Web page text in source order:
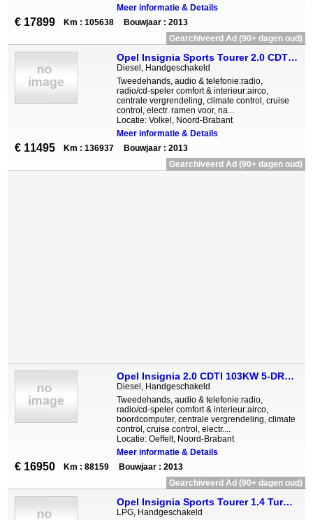
Meer informatie & Details
€ 17899 Km : 105638
Bouwjaar : 2013
Gearchiveerd Ad (90+ dagen oud)
Opel Insignia Sports Tourer 2.0 CDTI EcoFLEX Business Navi Lede
Diesel, Handgeschakeld
Tweedehands, audio & telefonie:radio,
radio/cd-speler comfort & interieur:airco,
centrale vergrendeling, climate control, cruise
control, electr. ramen voor, na...
Locatie: Volkel, Noord-Brabant
Meer informatie & Details
€ 11495 Km : 136937
Bouwjaar : 2013
Gearchiveerd Ad (90+ dagen oud)
Opel Insignia 2.0 CDTI 103KW 5-DRS COSMO
Diesel, Handgeschakeld
Tweedehands, audio & telefonie:radio,
radio/cd-speler comfort & interieur:airco,
boordcomputer, centrale vergrendeling, climate
control, cruise control, electr....
Locatie: Oeffelt, Noord-Brabant
Meer informatie & Details
€ 16950 Km : 88159
Bouwjaar : 2013
Gearchiveerd Ad (90+ dagen oud)
Opel Insignia Sports Tourer 1.4 Turbo Bi-Fuel Business Navigati
LPG, Handgeschakeld